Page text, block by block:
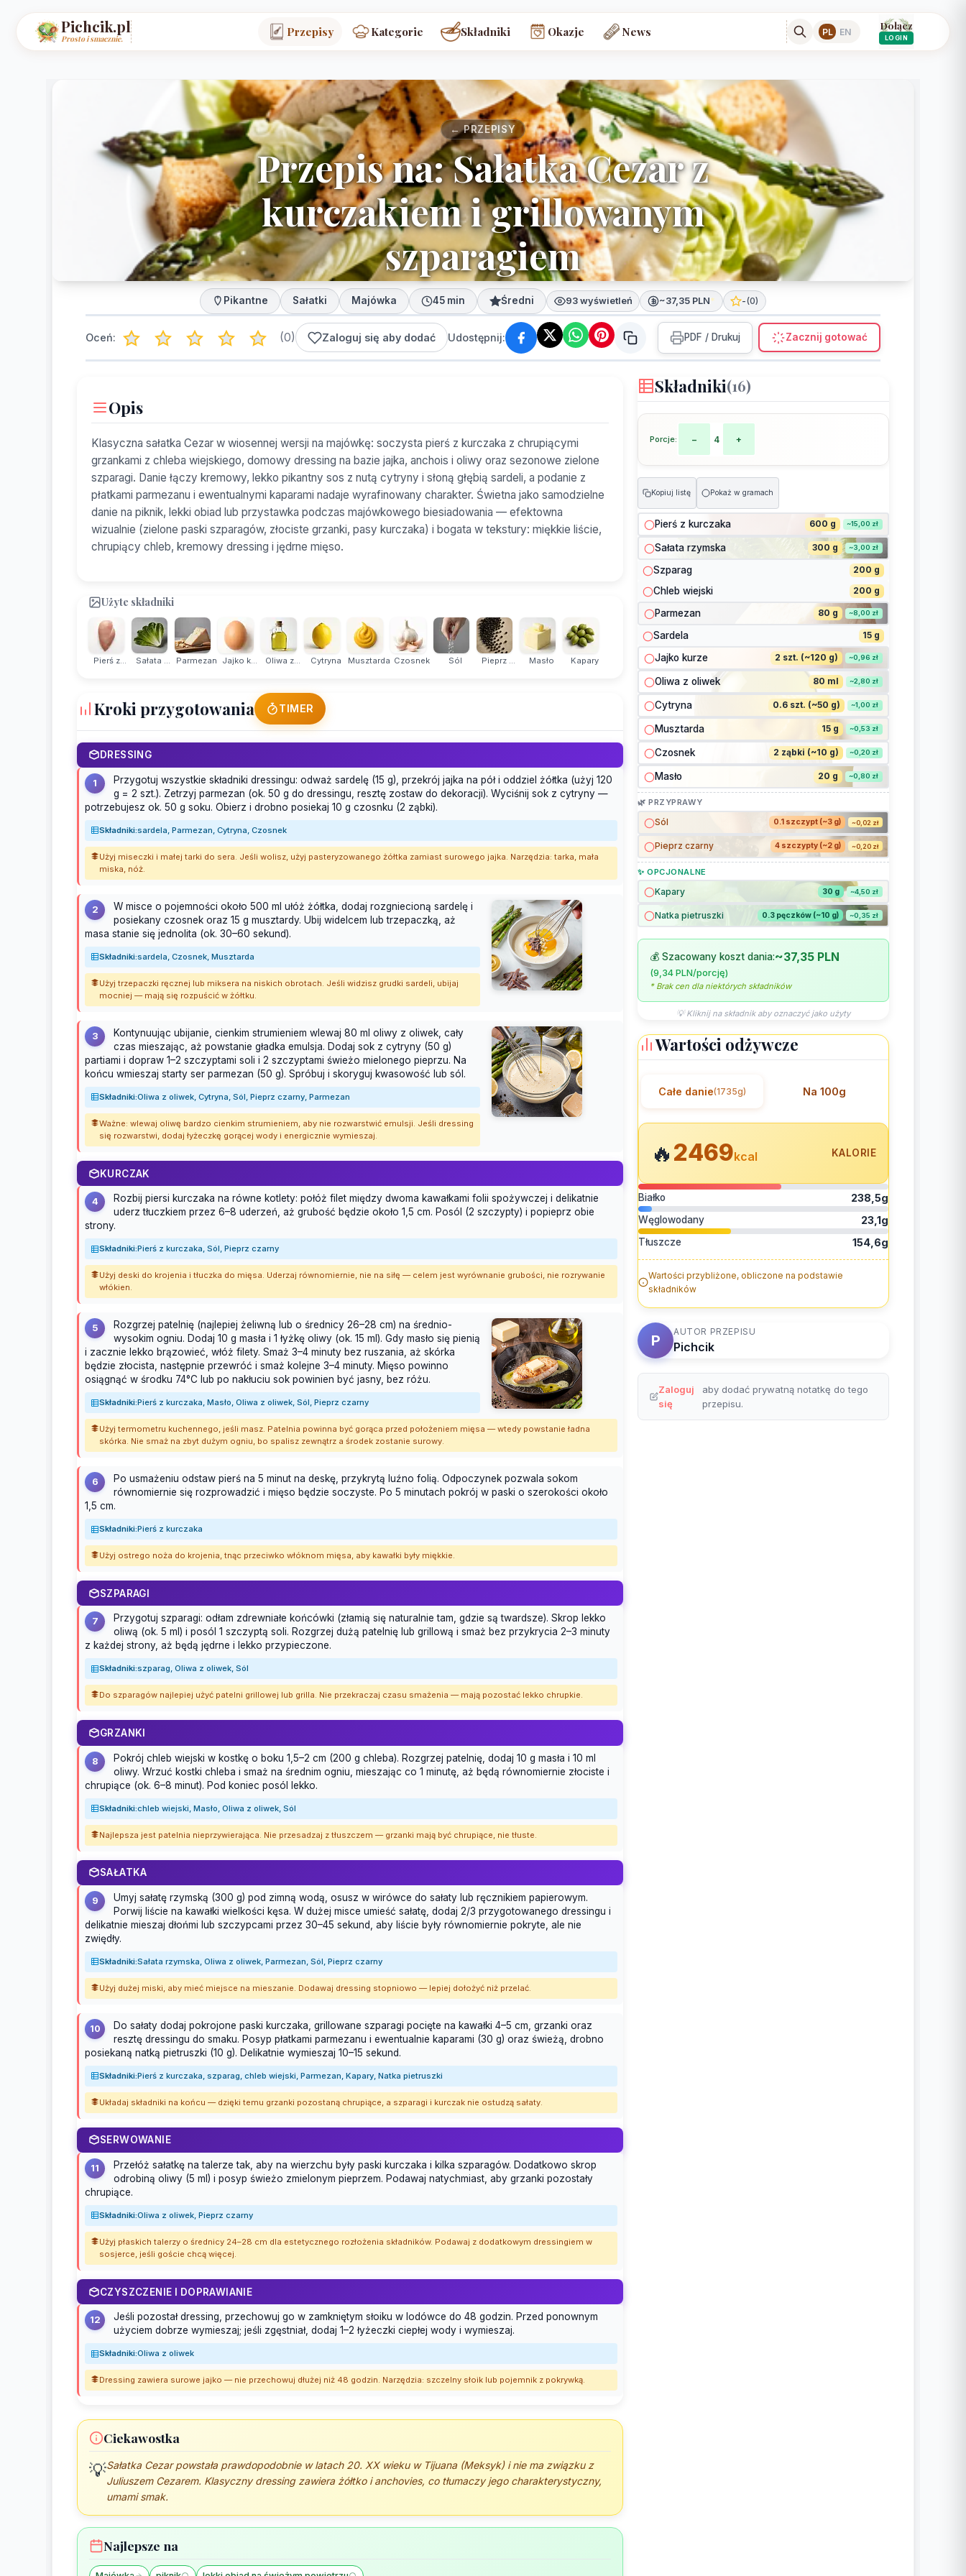
Pichcik.pl
Prosto i smacznie. Przepisy Kategorie Składniki Okazje News PL EN
Dołącz
LOGIN
← PRZEPISY
Przepis na: Sałatka Cezar z
kurczakiem i grillowanym
szparagiem
Pikantne Sałatki Majówka 45 min Średni 93 wyświetleń ~37,35 PLN* -(0)
Oceń: (0) Zaloguj się aby dodać Udostępnij: PDF / Drukuj Zacznij gotować
Opis
Klasyczna sałatka Cezar w wiosennej wersji na majówkę: soczysta pierś z kurczaka z chrupiącymi
grzankami z chleba wiejskiego, domowy dressing na bazie jajka, anchois i oliwy oraz sezonowe zielone
szparagi. Danie łączy kremowy, lekko pikantny sos z nutą cytryny i słoną głębią sardeli, a podanie z
płatkami parmezanu i ewentualnymi kaparami nadaje wyrafinowany charakter. Świetna jako samodzielne
danie na piknik, lekki obiad lub przystawka podczas majówkowego biesiadowania — efektowna
wizualnie (zielone paski szparagów, złociste grzanki, pasy kurczaka) i bogata w tekstury: miękkie liście,
chrupiący chleb, kremowy dressing i jędrne mięso.
Użyte składniki
Pierś z... Sałata ... Parmezan Jajko k... Oliwa z... Cytryna Musztarda Czosnek Sól Pieprz ... Masło Kapary
Kroki przygotowania TIMER
DRESSING
1
Przygotuj wszystkie składniki dressingu: odważ sardelę (15 g), przekrój jajka na pół i oddziel żółtka (użyj 120
g = 2 szt.). Zetrzyj parmezan (ok. 50 g do dressingu, resztę zostaw do dekoracji). Wyciśnij sok z cytryny —
potrzebujesz ok. 50 g soku. Obierz i drobno posiekaj 10 g czosnku (2 ząbki).
Składniki:sardela, Parmezan, Cytryna, Czosnek
Użyj miseczki i małej tarki do sera. Jeśli wolisz, użyj pasteryzowanego żółtka zamiast surowego jajka. Narzędzia: tarka, mała
miska, nóż.
2
W misce o pojemności około 500 ml ułóż żółtka, dodaj rozgniecioną sardelę i
posiekany czosnek oraz 15 g musztardy. Ubij widelcem lub trzepaczką, aż
masa stanie się jednolita (ok. 30–60 sekund).
Składniki:sardela, Czosnek, Musztarda
Użyj trzepaczki ręcznej lub miksera na niskich obrotach. Jeśli widzisz grudki sardeli, ubijaj
mocniej — mają się rozpuścić w żółtku.
3
Kontynuując ubijanie, cienkim strumieniem wlewaj 80 ml oliwy z oliwek, cały
czas mieszając, aż powstanie gładka emulsja. Dodaj sok z cytryny (50 g)
partiami i dopraw 1–2 szczyptami soli i 2 szczyptami świeżo mielonego pieprzu. Na
końcu wmieszaj starty ser parmezan (50 g). Spróbuj i skoryguj kwasowość lub sól.
Składniki:Oliwa z oliwek, Cytryna, Sól, Pieprz czarny, Parmezan
Ważne: wlewaj oliwę bardzo cienkim strumieniem, aby nie rozwarstwić emulsji. Jeśli dressing
się rozwarstwi, dodaj łyżeczkę gorącej wody i energicznie wymieszaj.
KURCZAK
4
Rozbij piersi kurczaka na równe kotlety: połóż filet między dwoma kawałkami folii spożywczej i delikatnie
uderz tłuczkiem przez 6–8 uderzeń, aż grubość będzie około 1,5 cm. Posól (2 szczypty) i popieprz obie
strony.
Składniki:Pierś z kurczaka, Sól, Pieprz czarny
Użyj deski do krojenia i tłuczka do mięsa. Uderzaj równomiernie, nie na siłę — celem jest wyrównanie grubości, nie rozrywanie
włókien.
5
Rozgrzej patelnię (najlepiej żeliwną lub o średnicy 26–28 cm) na średnio-
wysokim ogniu. Dodaj 10 g masła i 1 łyżkę oliwy (ok. 15 ml). Gdy masło się pienią
i zacznie lekko brązowieć, włóż filety. Smaż 3–4 minuty bez ruszania, aż skórka
będzie złocista, następnie przewróć i smaż kolejne 3–4 minuty. Mięso powinno
osiągnąć w środku 74°C lub po nakłuciu sok powinien być jasny, bez różu.
Składniki:Pierś z kurczaka, Masło, Oliwa z oliwek, Sól, Pieprz czarny
Użyj termometru kuchennego, jeśli masz. Patelnia powinna być gorąca przed położeniem mięsa — wtedy powstanie ładna
skórka. Nie smaż na zbyt dużym ogniu, bo spalisz zewnątrz a środek zostanie surowy.
6
Po usmażeniu odstaw pierś na 5 minut na deskę, przykrytą luźno folią. Odpoczynek pozwala sokom
równomiernie się rozprowadzić i mięso będzie soczyste. Po 5 minutach pokrój w paski o szerokości około
1,5 cm.
Składniki:Pierś z kurczaka
Użyj ostrego noża do krojenia, tnąc przeciwko włóknom mięsa, aby kawałki były miękkie.
SZPARAGI
7
Przygotuj szparagi: odłam zdrewniałe końcówki (złamią się naturalnie tam, gdzie są twardsze). Skrop lekko
oliwą (ok. 5 ml) i posól 1 szczyptą soli. Rozgrzej dużą patelnię lub grillową i smaż bez przykrycia 2–3 minuty
z każdej strony, aż będą jędrne i lekko przypieczone.
Składniki:szparag, Oliwa z oliwek, Sól
Do szparagów najlepiej użyć patelni grillowej lub grilla. Nie przekraczaj czasu smażenia — mają pozostać lekko chrupkie.
GRZANKI
8
Pokrój chleb wiejski w kostkę o boku 1,5–2 cm (200 g chleba). Rozgrzej patelnię, dodaj 10 g masła i 10 ml
oliwy. Wrzuć kostki chleba i smaż na średnim ogniu, mieszając co 1 minutę, aż będą równomiernie złociste i
chrupiące (ok. 6–8 minut). Pod koniec posól lekko.
Składniki:chleb wiejski, Masło, Oliwa z oliwek, Sól
Najlepsza jest patelnia nieprzywierająca. Nie przesadzaj z tłuszczem — grzanki mają być chrupiące, nie tłuste.
SAŁATKA
9
Umyj sałatę rzymską (300 g) pod zimną wodą, osusz w wirówce do sałaty lub ręcznikiem papierowym.
Porwij liście na kawałki wielkości kęsa. W dużej misce umieść sałatę, dodaj 2/3 przygotowanego dressingu i
delikatnie mieszaj dłońmi lub szczypcami przez 30–45 sekund, aby liście były równomiernie pokryte, ale nie
zwiędły.
Składniki:Sałata rzymska, Oliwa z oliwek, Parmezan, Sól, Pieprz czarny
Użyj dużej miski, aby mieć miejsce na mieszanie. Dodawaj dressing stopniowo — lepiej dołożyć niż przelać.
10
Do sałaty dodaj pokrojone paski kurczaka, grillowane szparagi pocięte na kawałki 4–5 cm, grzanki oraz
resztę dressingu do smaku. Posyp płatkami parmezanu i ewentualnie kaparami (30 g) oraz świeżą, drobno
posiekaną natką pietruszki (10 g). Delikatnie wymieszaj 10–15 sekund.
Składniki:Pierś z kurczaka, szparag, chleb wiejski, Parmezan, Kapary, Natka pietruszki
Układaj składniki na końcu — dzięki temu grzanki pozostaną chrupiące, a szparagi i kurczak nie ostudzą sałaty.
SERWOWANIE
11
Przełóż sałatkę na talerze tak, aby na wierzchu były paski kurczaka i kilka szparagów. Dodatkowo skrop
odrobiną oliwy (5 ml) i posyp świeżo zmielonym pieprzem. Podawaj natychmiast, aby grzanki pozostały
chrupiące.
Składniki:Oliwa z oliwek, Pieprz czarny
Użyj płaskich talerzy o średnicy 24–28 cm dla estetycznego rozłożenia składników. Podawaj z dodatkowym dressingiem w
sosjerce, jeśli goście chcą więcej.
CZYSZCZENIE I DOPRAWIANIE
12
Jeśli pozostał dressing, przechowuj go w zamkniętym słoiku w lodówce do 48 godzin. Przed ponownym
użyciem dobrze wymieszaj; jeśli zgęstniał, dodaj 1–2 łyżeczki ciepłej wody i wymieszaj.
Składniki:Oliwa z oliwek
Dressing zawiera surowe jajko — nie przechowuj dłużej niż 48 godzin. Narzędzia: szczelny słoik lub pojemnik z pokrywką.
Ciekawostka
💡Sałatka Cezar powstała prawdopodobnie w latach 20. XX wieku w Tijuana (Meksyk) i nie ma związku z
Juliuszem Cezarem. Klasyczny dressing zawiera żółtko i anchovies, co tłumaczy jego charakterystyczny,
umami smak.
Najlepsze na
Składniki(16)
Porcje: − 4 +
Kopiuj listę Pokaż w gramach
Pierś z kurczaka 600 g ~15,00 zł
Sałata rzymska 300 g ~3,00 zł
Szparag 200 g
Chleb wiejski 200 g
Parmezan 80 g ~8,00 zł
Sardela 15 g
Jajko kurze 2 szt. (~120 g) ~0,96 zł
Oliwa z oliwek 80 ml ~2,80 zł
Cytryna 0.6 szt. (~50 g) ~1,00 zł
Musztarda 15 g ~0,53 zł
Czosnek 2 ząbki (~10 g) ~0,20 zł
Masło 20 g ~0,80 zł
🌿 PRZYPRAWY
Sól 0.1 szczypt (~3 g) ~0,02 zł
Pieprz czarny 4 szczypty (~2 g) ~0,20 zł
✨ OPCJONALNE
Kapary 30 g ~4,50 zł
Natka pietruszki 0.3 pęczków (~10 g) ~0,35 zł
💰 Szacowany koszt dania:~37,35 PLN
(9,34 PLN/porcję)
* Brak cen dla niektórych składników
💡 Kliknij na składnik aby oznaczyć jako użyty
Wartości odżywcze
Całe danie(1735g) Na 100g
🔥2469kcal KALORIE
Białko 238,5g
Węglowodany 23,1g
Tłuszcze 154,6g
Wartości przybliżone, obliczone na podstawie
składników
P
AUTOR PRZEPISU
Pichcik
Zaloguj
się
aby dodać prywatną notatkę do tego
przepisu.